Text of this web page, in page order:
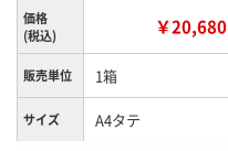
価格
(税込)
￥20,680
販売単位 1箱
サイズ A4タテ